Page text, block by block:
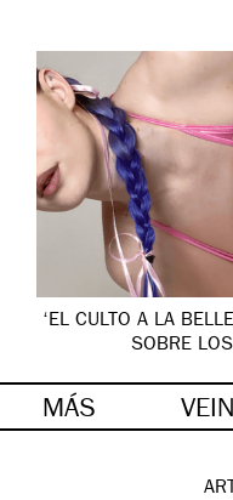
‘EL CULTO A LA
SOBRE
MÁS VEIN
ART